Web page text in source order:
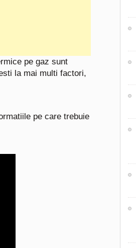
pe gaz sunt
la mai multi factori,
pe care trebuie